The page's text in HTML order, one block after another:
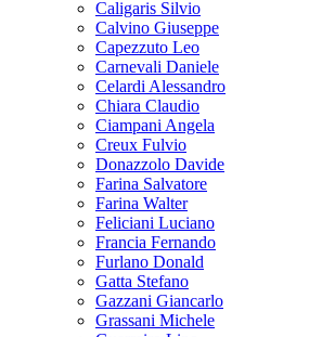
Caligaris Silvio
Calvino Giuseppe
Capezzuto Leo
Carnevali Daniele
Celardi Alessandro
Chiara Claudio
Ciampani Angela
Creux Fulvio
Donazzolo Davide
Farina Salvatore
Farina Walter
Feliciani Luciano
Francia Fernando
Furlano Donald
Gatta Stefano
Gazzani Giancarlo
Grassani Michele